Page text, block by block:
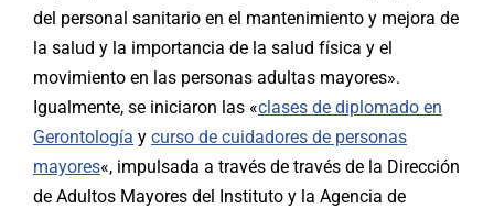
del personal sanitario en el mantenimiento y mejora de
la salud y la importancia de la salud física y el
movimiento en las personas adultas mayores».
Igualmente, se iniciaron las «clases de diplomado en
Gerontología y curso de cuidadores de personas
mayores«, impulsada a través de través de la Dirección
de Adultos Mayores del Instituto y la Agencia de